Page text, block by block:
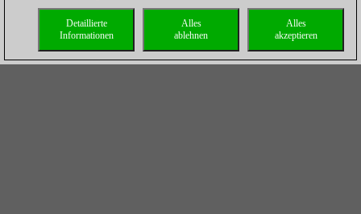
Alles
akzeptieren
Alles
ablehnen
Detaillierte
Informationen